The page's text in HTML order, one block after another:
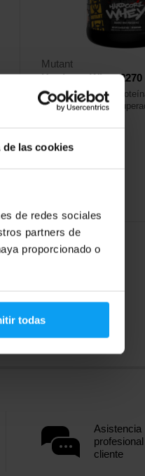
de las cookies
de redes sociales
partners de
proporcionado o
todas
Mutant
Hardcore Whey 2270
Mezcla óptima de
crecimiento y la
62,99
Asistencia
profesional
cliente